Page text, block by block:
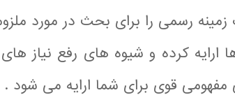
رسمی را برای بحث در مورد
مفهومی قوی برای شما ارایه می